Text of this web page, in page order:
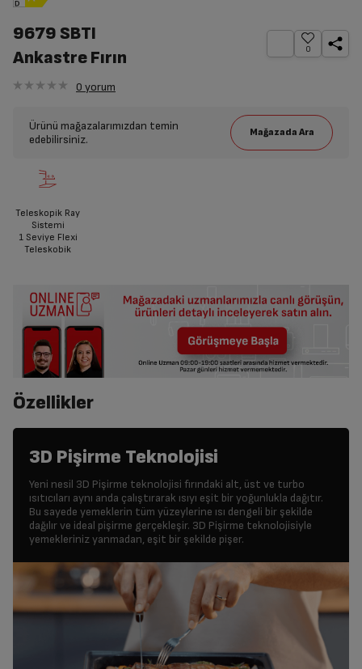
9679 SBTI
Ankastre Fırın
0
0 yorum
Ürünü mağazalarımızdan temin
edebilirsiniz.
Teleskopik Ray
Sistemi
1 Seviye Flexi
Teleskobik
Özellikler
3D Pişirme Teknolojisi
Yeni nesil 3D Pişirme teknolojisi fırındaki alt, üst ve turbo
ısıtıcıları aynı anda çalıştırarak ısıyı eşit bir yoğunlukla dağıtır.
Bu sayede yemeklerin tüm yüzeylerine ısı dengeli bir şekilde
dağılır ve ideal pişirme gerçekleşir. 3D Pişirme teknolojisiyle
yemekleriniz yanmadan, eşit bir şekilde pişer.